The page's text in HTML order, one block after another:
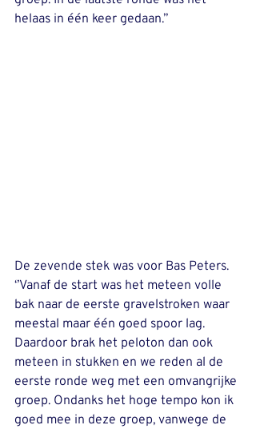
helaas in één keer gedaan.’’
De zevende stek was voor Bas Peters.
‘’Vanaf de start was het meteen volle
bak naar de eerste gravelstroken waar
meestal maar één goed spoor lag.
Daardoor brak het peloton dan ook
meteen in stukken en we reden al de
eerste ronde weg met een omvangrijke
groep. Ondanks het hoge tempo kon ik
goed mee in deze groep, vanwege de